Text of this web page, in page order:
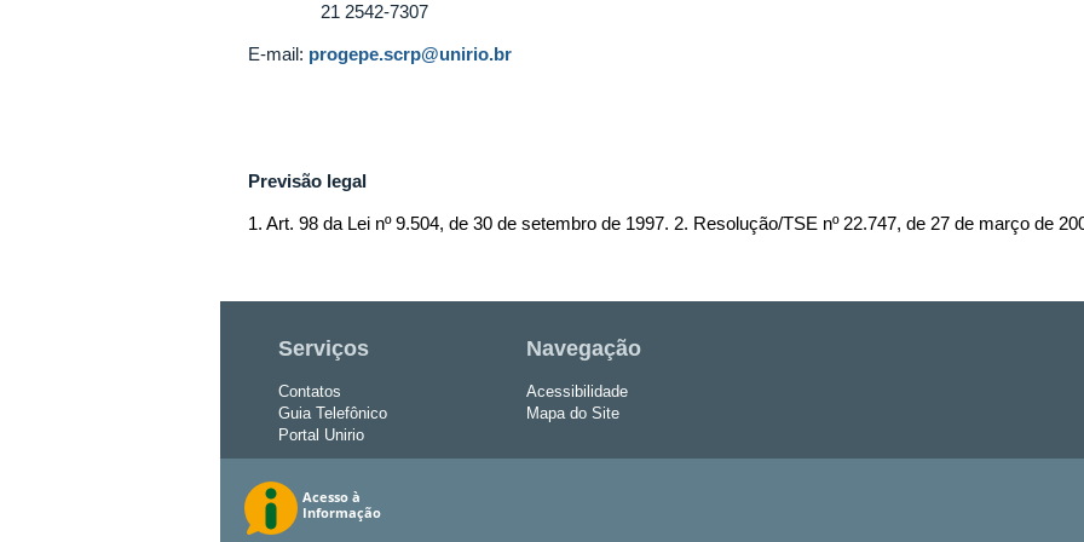
21 2542-7307
E-mail: progepe.scrp@unirio.br
Previsão legal
1. Art. 98 da Lei nº 9.504, de 30 de setembro de 1997. 2. Resolução/TSE nº 22.747, de 27 de março de
Serviços
Contatos
Guia Telefônico
Portal Unirio
Navegação
Acessibilidade
Mapa do Site